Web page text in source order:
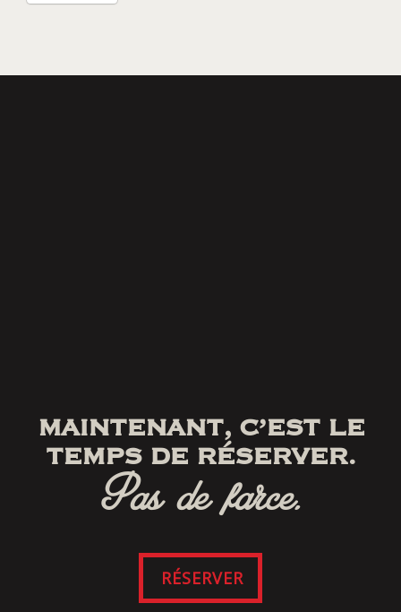
MAINTENANT, C’EST LE
TEMPS DE RÉSERVER.
Pas de farce.
RÉSERVER